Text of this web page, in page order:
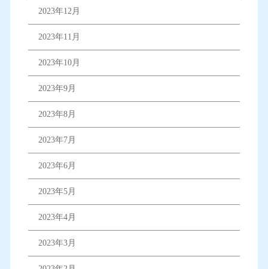
2023年12月
2023年11月
2023年10月
2023年9月
2023年8月
2023年7月
2023年6月
2023年5月
2023年4月
2023年3月